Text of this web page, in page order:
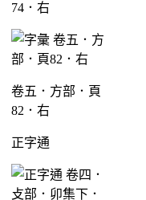
74．右
卷五．方部．頁
82．右
正字通